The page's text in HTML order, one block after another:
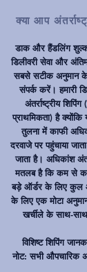
क्या आप
डाक और हैंडलिंग
डिलीवरी सेवा और
सबसे सटीक अनुमान के
संपर्क करें। हमारी
अंतर्राष्ट्रीय
प्राथमिकता) है क्योंकि
तुलना में काफी
दरवाजे पर पहुंचाया
जाता है। अधिकांश
मतलब है कि कम से कम
बड़े ऑर्डर के लिए कुल
के लिए एक मोटा
खर्चीले के साथ-
विशिष्ट शिपिंग
नोट: सभी औपचारिक